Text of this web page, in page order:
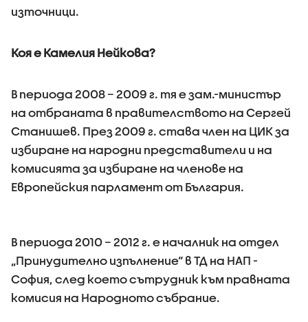
източници.
Коя е Камелия Нейкова?
В периода 2008 – 2009 г. тя е зам.-министър
на отбраната в правителството на Сергей
Станишев. През 2009 г. става член на ЦИК за
избиране на народни представители и на
комисията за избиране на членове на
Европейския парламент от България.
В периода 2010 – 2012 г. е началник на отдел
„Принудително изпълнение“ в ТД на НАП -
София, след което сътрудник към правната
комисия на Народното събрание.